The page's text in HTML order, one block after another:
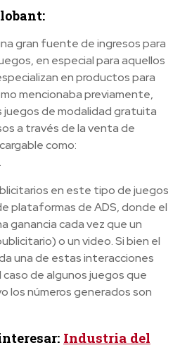
gran fuente de ingresos para
en especial para aquellos
en productos para
mencionaba previamente,
juegos de modalidad gratuita
a través de la venta de
como:
en este tipo de juegos
plataformas de ADS, donde el
ganancia cada vez que un
o un video. Si bien el
una de estas interacciones
de algunos juegos que
los números generados son
Industria del